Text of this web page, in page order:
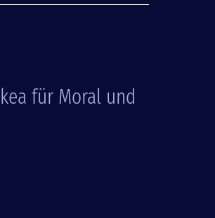
für Moral und